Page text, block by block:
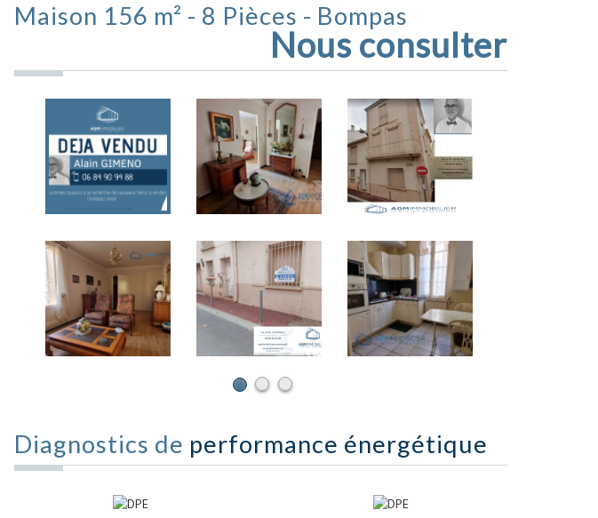
Maison 156 m² - 8 Pièces - Bompas
Nous consulter
Diagnostics de performance énergétique